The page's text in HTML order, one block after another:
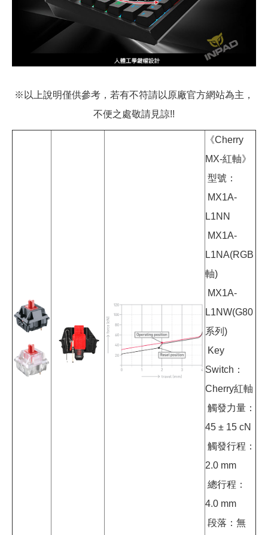
※以上說明僅供參考，若有不符請以原廠官方網站為主，
不便之處敬請見諒!!
《Cherry
MX-紅軸》
型號：
MX1A-
L1NN
MX1A-
L1NA(RGB
軸)
MX1A-
L1NW(G80
系列)
Key
Switch：
Cherry紅軸
觸發力量：
45 ± 15 cN
觸發行程：
2.0 mm
總行程：
4.0 mm
段落：無